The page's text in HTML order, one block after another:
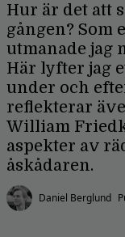
Hur är det att
gången?
utmanade jag
Här lyfter jag
under och
reflekterar
William
aspekter av
åskådaren.
Daniel Berglund